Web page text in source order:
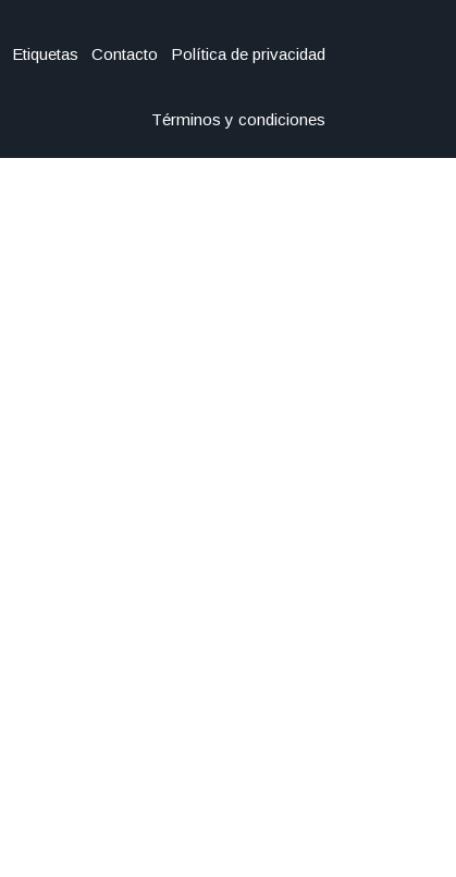
Etiquetas Contacto Política de privacidad
Términos y condiciones